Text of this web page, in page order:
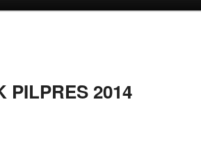
PILPRES 2014